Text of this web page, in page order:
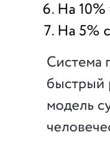
На
На 5%
Система
быстрый
модель